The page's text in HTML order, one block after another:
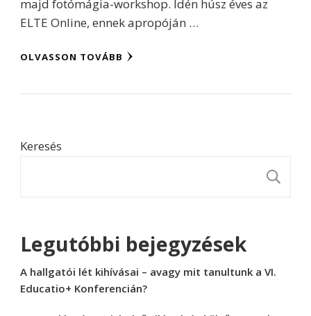
majd fotómágia-workshop. Idén húsz éves az
ELTE Online, ennek apropóján …
OLVASSON TOVÁBB
Keresés
Legutóbbi bejegyzések
A hallgatói lét kihívásai – avagy mit tanultunk a VI.
Educatio+ Konferencián?